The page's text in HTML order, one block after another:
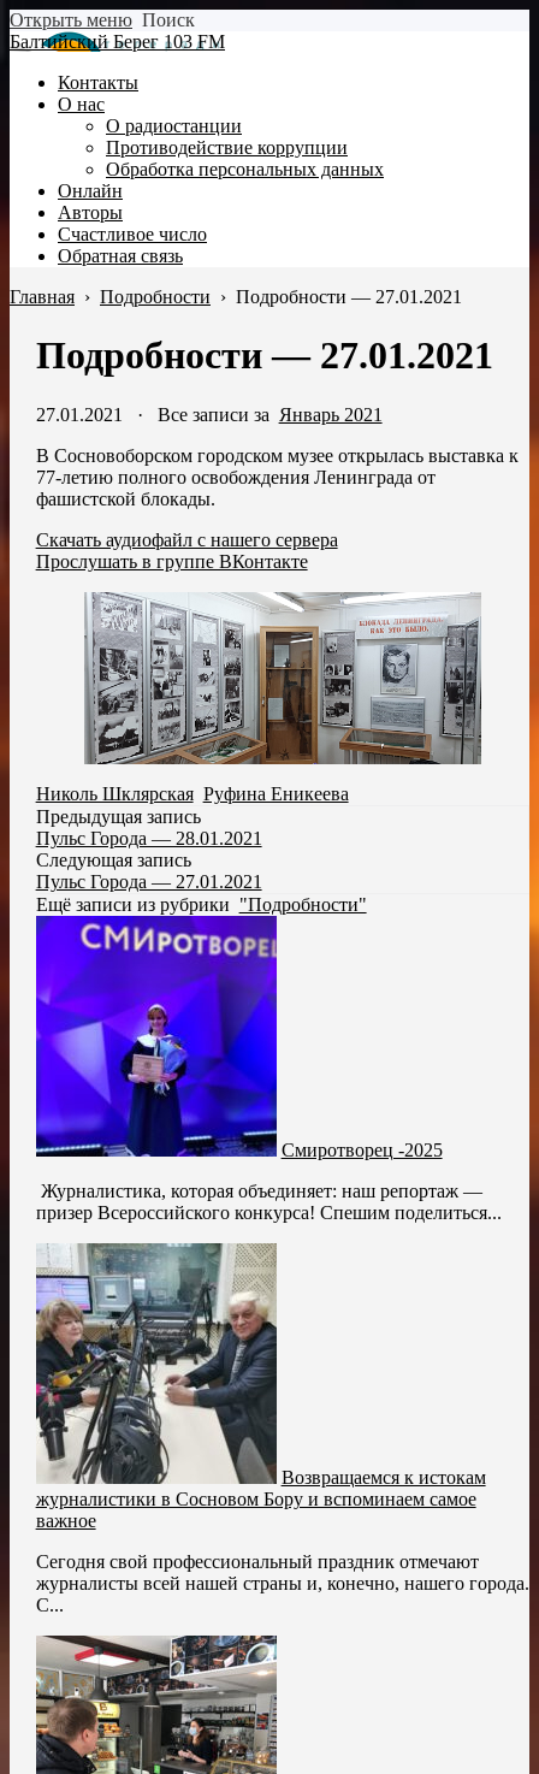
Открыть меню Поиск
Балтийский Берег 103 FM
Контакты
О нас
О радиостанции
Противодействие коррупции
Обработка персональных данных
Онлайн
Авторы
Счастливое число
Обратная связь
Главная › Подробности › Подробности — 27.01.2021
Подробности — 27.01.2021
27.01.2021 · Все записи за Январь 2021
В Сосновоборском городском музее открылась выставка к
77-летию полного освобождения Ленинграда от
фашистской блокады.
Скачать аудиофайл с нашего сервера
Прослушать в группе ВКонтакте
Николь Шклярская, Руфина Еникеева
Предыдущая запись
Пульс Города — 28.01.2021
Следующая запись
Пульс Города — 27.01.2021
Ещё записи из рубрики "Подробности"
Смиротворец -2025
️ Журналистика, которая объединяет: наш репортаж —
призер Всероссийского конкурса! Спешим поделиться...
Возвращаемся к истокам
журналистики в Сосновом Бору и вспоминаем самое
важное
Сегодня свой профессиональный праздник отмечают
журналисты всей нашей страны и, конечно, нашего города.
С...